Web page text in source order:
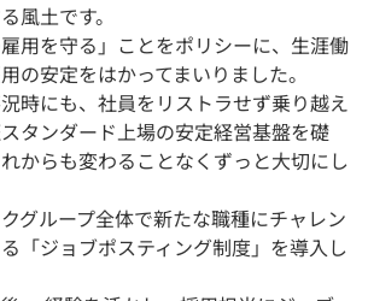
風土です。
用を守る」ことをポリシーに、生涯働
の安定をはかってまいりました。
時にも、社員をリストラせず乗り越え
タンダード上場の安定経営基盤を礎
からも変わることなくずっと大切にし
グループ全体で新たな職種にチャレン
「ジョブポスティング制度」を導入し